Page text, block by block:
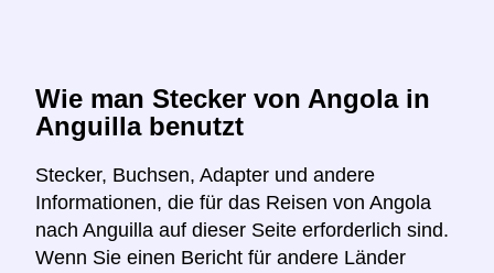
Wie man Stecker von Angola in
Anguilla benutzt
Stecker, Buchsen, Adapter und andere
Informationen, die für das Reisen von Angola
nach Anguilla auf dieser Seite erforderlich sind.
Wenn Sie einen Bericht für andere Länder